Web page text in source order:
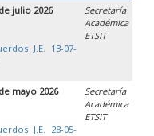
julio 2026
J.E. 13-07-
Secretaría
Académica
ETSIT
mayo 2026
J.E. 28-05-
Secretaría
Académica
ETSIT